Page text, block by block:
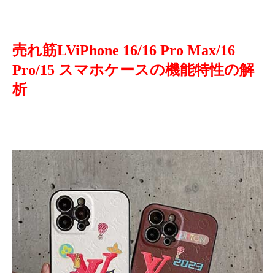
売れ筋LViPhone 16/16 Pro Max/16
Pro/15 スマホケースの機能特性の解
析